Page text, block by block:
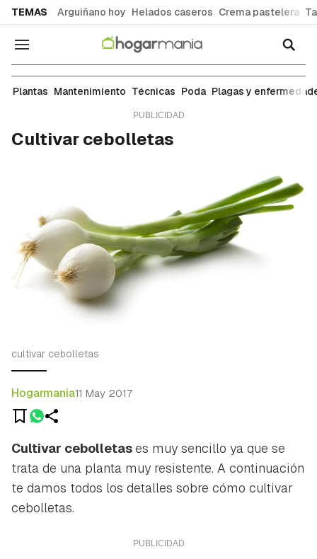
TEMAS Arguiñano hoy Helados caseros Crema pastelera
Navegación
Huerta
Plantas Mantenimiento Técnicas Poda Plagas y
Cultivar cebolletas
cultivar cebolletas
Hogarmania11 May 2017
Cultivar cebolletases muy sencillo ya que se
trata de una planta muy resistente. A continuación
te damos todos los detalles sobre cómo cultivar
cebolletas.